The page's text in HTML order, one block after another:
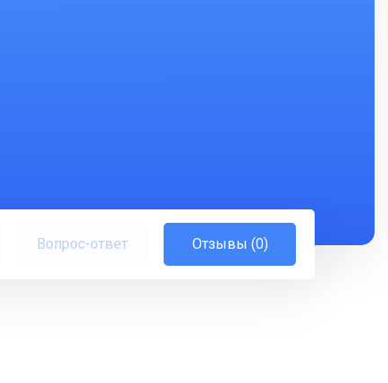
Вопрос-ответ Отзывы (0)